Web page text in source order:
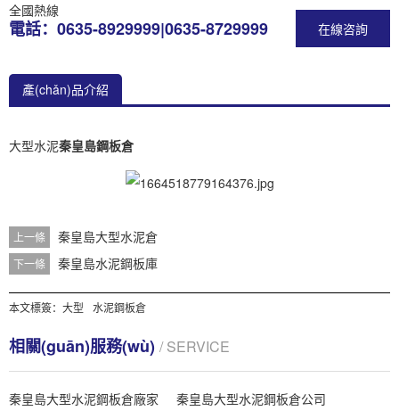
在線咨詢
全國熱線
電話：0635-8929999|0635-8729999
產(chǎn)品介紹
大型水泥秦皇島鋼板倉
上一條 秦皇島大型水泥倉
下一條 秦皇島水泥鋼板庫
本文標簽： 大型 水泥鋼板倉
相關(guān)服務(wù) / SERVICE
秦皇島大型水泥鋼板倉廠家
秦皇島大型水泥鋼板倉公司